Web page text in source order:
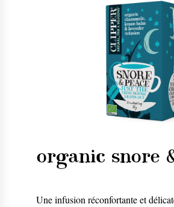
organic snore
Une infusion réconfortante et